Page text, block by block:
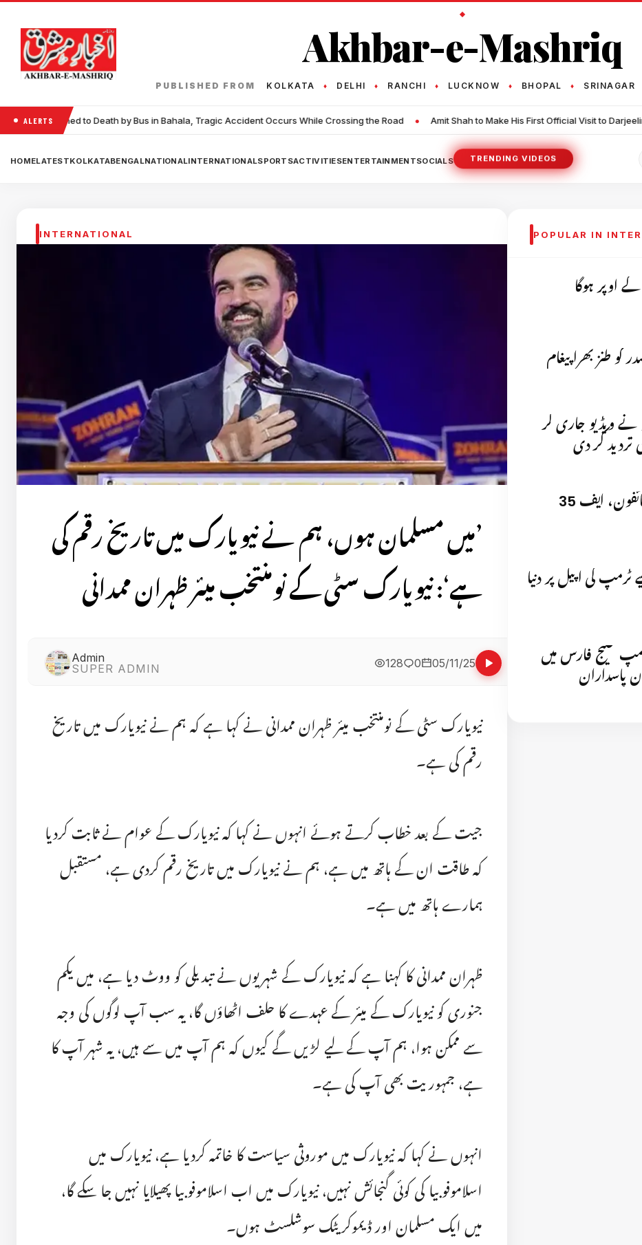
Akhbar-e-Mashriq
PUBLISHED FROM KOLKATA ♦ DELHI ♦ RANCHI ♦ LUCKNOW ♦ BHOPAL ♦ SRINAGAR
ALERTS
by Bus in Bahala, Tragic Accident Occurs While Crossing the Road • Amit Shah to Make His First Official Visit to Darjeeling Soon •
HOMELATESTKOLKATABENGALNATIONALINTERNATIONALSPORTSACTIVITIESENTERTAINMENTSOCIALS TRENDING VIDEOS
INTERNATIONAL
’میں مسلمان ہوں، ہم نے نیویارک میں تاریخ رقم کی
ہے‘: نیویارک سٹی کے نومنتخب میئر ظہران ممدانی
Admin
SUPER ADMIN
128 0 05/11/25
نیویارک سٹی کے نومنتخب میئر ظہران ممدانی نے کہا ہے کہ ہم نے نیویارک میں تاریخ
رقم کی ہے۔
جیت کے بعد خطاب کرتے ہوئے انہوں نے کہا کہ نیویارک کے عوام نے ثابت کردیا
کہ طاقت ان کے ہاتھ میں ہے، ہم نے نیویارک میں تاریخ رقم کردی ہے، مستقبل
ہمارے ہاتھ میں ہے۔
ظہران ممدانی کا کہنا ہے کہ نیویارک کے شہریوں نے تبدیلی کو ووٹ دیا ہے، میں یکم
جنوری کو نیویارک کے میئر کے عہدے کا حلف اٹھاؤں گا، یہ سب آپ لوگوں کی وجہ
سے ممکن ہوا، ہم آپ کے لیے لڑیں گے کیوں کہ ہم آپ میں سے ہیں، یہ شہر آپ کا
ہے، جمہوریت بھی آپ کی ہے۔
انہوں نے کہا کہ نیویارک میں موروثی سیاست کا خاتمہ کردیا ہے، نیویارک میں
اسلاموفوبیا کی کوئی گنجائش نہیں، نیویارک میں اب اسلاموفوبیا پھیلایا نہیں جا سکے گا،
میں ایک مسلمان اور ڈیموکریٹک سوشلسٹ ہوں۔
POPULAR IN
اوپر ہوگا
کو طنز بھرا پیغام
نے ویڈیو جاری کر
تردید کر دی
برطانیہ نے قطر، قبرص میں ٹائفون، ایف 35
ٹرمپ کی اپیل پر دنیا
خلیج فارس میں
پاسداران